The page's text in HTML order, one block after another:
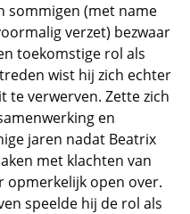
sommigen (met name
verzet) bezwaar
toekomstige rol als
wist hij zich echter
te verwerven. Zette zich
en
jaren nadat Beatrix
met klachten van
opmerkelijk open over.
speelde hij de rol als